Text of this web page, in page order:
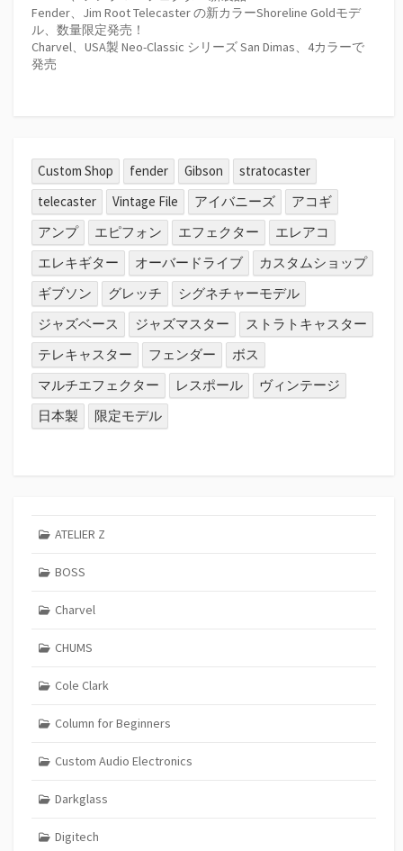
Fender、Jim Root Telecaster の新カラーShoreline Goldモデ
ル、数量限定発売！
Charvel、USA製 Neo-Classic シリーズ San Dimas、4カラーで
発売
Custom Shop fender Gibson
stratocaster
telecaster
Vintage File アイバニーズ
アコギ
アンプ
エピフォン エフェクター
エレアコ
エレキギター
オーバードライブ
カスタムショップ
ギブソン
グレッチ
シグネチャーモデル
ジャズベース
ジャズマスター
ストラトキャスター
テレキャスター
フェンダー
ボス
マルチエフェクター
レスポール
ヴィンテージ
日本製
限定モデル
ATELIER Z
BOSS
Charvel
CHUMS
Cole Clark
Column for Beginners
Custom Audio Electronics
Darkglass
Digitech